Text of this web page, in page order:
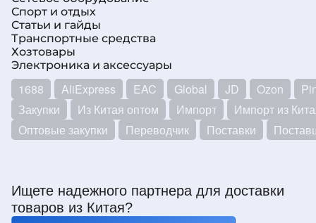
Спорт и отдых
Статьи и гайды
Транспортные средства
Хозтовары
Электроника и аксессуары
1688 AliExpress EAC Global JD Ozon
Закупки
Из Китая оптом Импорт
Импорт из
Оптовые закупки
Переводчик Поставки
Ищете надежного партнера для доставки
товаров из Китая?